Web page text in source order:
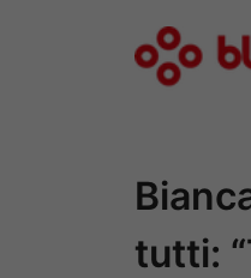
tutti: